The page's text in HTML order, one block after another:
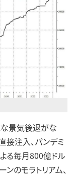
景気後退がな
接注入、パンデミ
る毎月800億ドル
のモラトリアム、